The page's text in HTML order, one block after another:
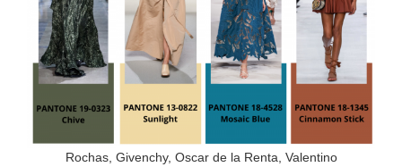
Rochas, Givenchy, Oscar de la Renta, Valentino